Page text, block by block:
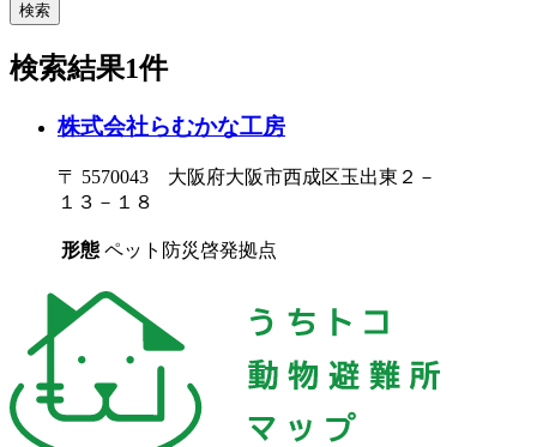
検索
検索結果1件
株式会社らむかな工房
〒 5570043 大阪府大阪市西成区玉出東２－
１３－１８
形態 ペット防災啓発拠点